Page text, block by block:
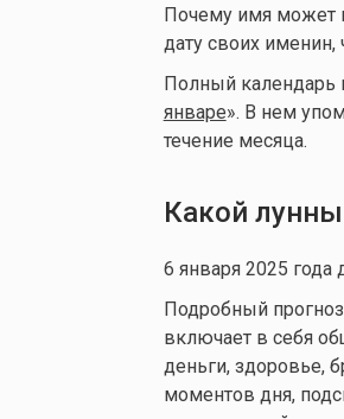
Почему имя может
дату своих именин,
Полный календарь
январе». В нем
течение месяца.
Какой
6 января 2025 года
Подробный прогноз
включает в себя
деньги, здоровье,
моментов дня,